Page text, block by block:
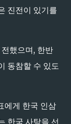
진전이 있기를
했으며, 한반
동참할 수 있도
에게 한국 인삼
한국 사탕을 선